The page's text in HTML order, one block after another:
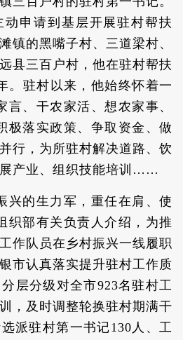
动申请到基层开展驻村帮扶
镇的黑嘴子村、三道梁村、
县三百户村，他在驻村帮扶
。驻村以来，他始终怀着一
言、干农家活、想农家事、
极落实政策、争取资金、做
行，为所驻村解决道路、饮
产业、组织技能培训……
兴的生力军，重任在肩、使
织部有关负责人介绍，为推
作队员在乡村振兴一线履职
市认真落实提升驻村工作质
层分级对全市923名驻村工
，及时调整轮换驻村期满干
派驻村第一书记130人、工